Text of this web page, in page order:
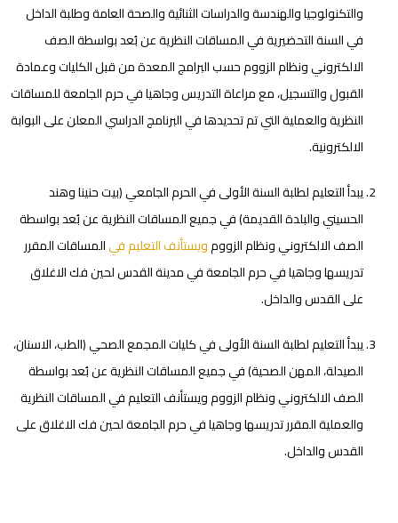
والتكنولوجيا والهندسة والدراسات الثنائية والصحة العامة وطلبة الداخل
في السنة التحضيرية في المساقات النظرية عن بُعد بواسطة الصف
الالكتروني ونظام الزووم حسب البرامج المعدة من قبل الكليات وعمادة
القبول والتسجيل، مع مراعاة التدريس وجاهيا في حرم الجامعة للمساقات
النظرية والعملية التي تم تحديدها في البرنامج الدراسي المعلن على البوابة
الالكترونية.
يبدأ التعليم لطلبة السنة الأولى في الحرم الجامعي (بيت حنينا وهند
الحسيني والبلدة القديمة) في جميع المساقات النظرية عن بُعد بواسطة
الصف الالكتروني ونظام الزوومويستأنف التعليم فيالمساقات المقرر
تدريسها وجاهيا في حرم الجامعة في مدينة القدس لحين فك الاغلاق
على القدس والداخل.
يبدأ التعليم لطلبة السنة الأولى في كليات المجمع الصحي (الطب، الاسنان،
الصيدلة، المهن الصحية) في جميع المساقات النظرية عن بُعد بواسطة
الصف الالكتروني ونظام الزووم ويستأنف التعليم في المساقات النظرية
والعملية المقرر تدريسها وجاهيا في حرم الجامعة لحين فك الاغلاق على
القدس والداخل.